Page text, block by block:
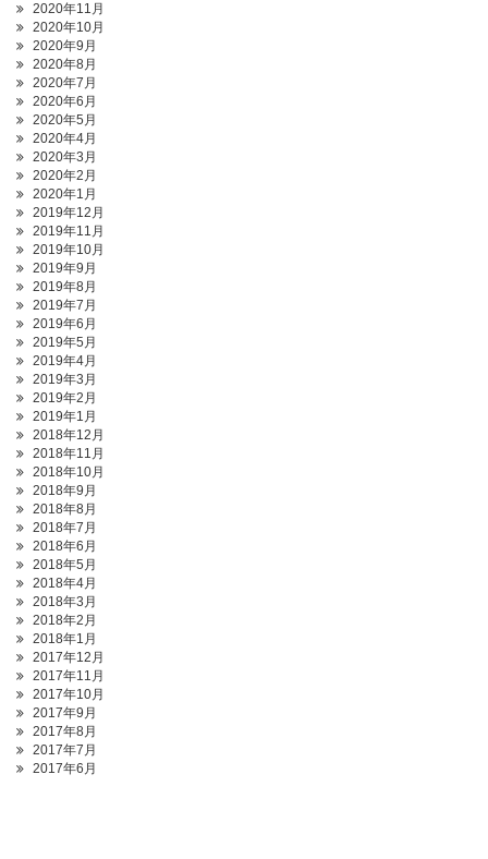
2020年11月
2020年10月
2020年9月
2020年8月
2020年7月
2020年6月
2020年5月
2020年4月
2020年3月
2020年2月
2020年1月
2019年12月
2019年11月
2019年10月
2019年9月
2019年8月
2019年7月
2019年6月
2019年5月
2019年4月
2019年3月
2019年2月
2019年1月
2018年12月
2018年11月
2018年10月
2018年9月
2018年8月
2018年7月
2018年6月
2018年5月
2018年4月
2018年3月
2018年2月
2018年1月
2017年12月
2017年11月
2017年10月
2017年9月
2017年8月
2017年7月
2017年6月